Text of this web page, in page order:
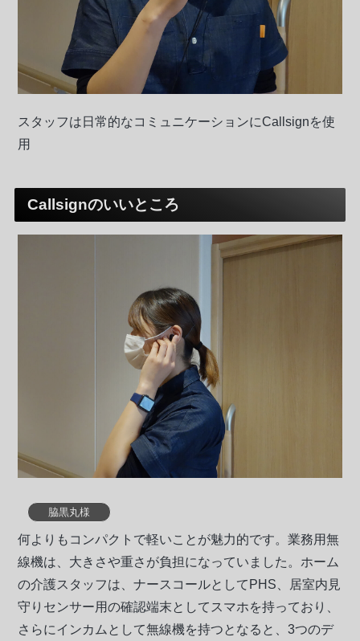
スタッフは日常的なコミュニケーションにCallsignを使
用
Callsignのいいところ
脇黒丸様
何よりもコンパクトで軽いことが魅力的です。業務用無
線機は、大きさや重さが負担になっていました。ホーム
の介護スタッフは、ナースコールとしてPHS、居室内見
守りセンサー用の確認端末としてスマホを持っており、
さらにインカムとして無線機を持つとなると、3つのデ